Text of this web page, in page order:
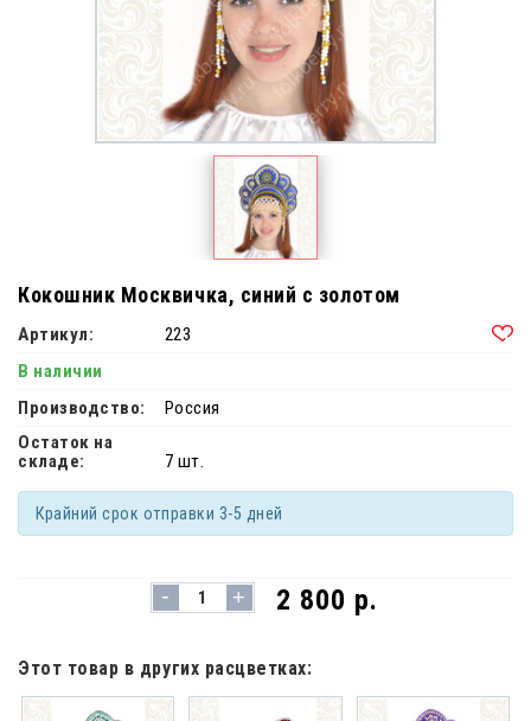
Кокошник Москвичка, синий с золотом
Артикул:
223
В наличии
Производство:
Россия
Остаток на
складе:
7 шт.
Крайний срок отправки 3-5 дней
- + 2 800 р.
Этот товар в других расцветках: